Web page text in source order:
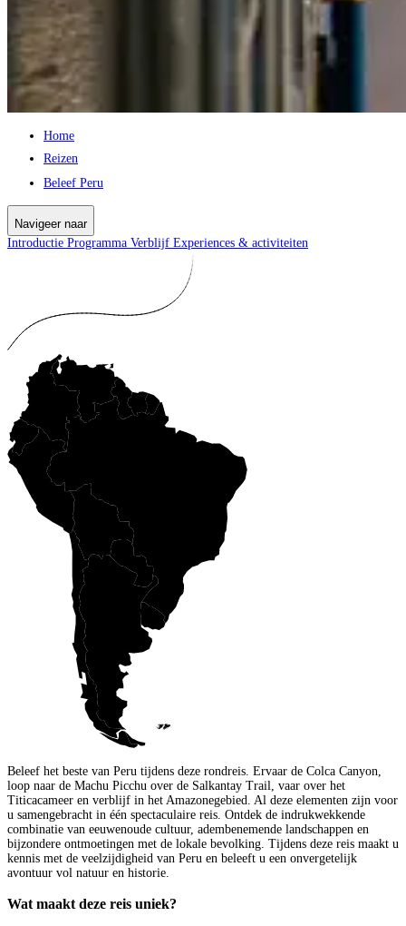
Home
Reizen
Beleef Peru
Navigeer naar
Introductie Programma Verblijf Experiences & activiteiten
Beleef het beste van Peru tijdens deze rondreis. Ervaar de Colca Canyon,
loop naar de Machu Picchu over de Salkantay Trail, vaar over het
Titicacameer en verblijf in het Amazonegebied. Al deze elementen zijn voor
u samengebracht in één spectaculaire reis. Ontdek de indrukwekkende
combinatie van eeuwenoude cultuur, adembenemende landschappen en
bijzondere ontmoetingen met de lokale bevolking. Tijdens deze reis maakt u
kennis met de veelzijdigheid van Peru en beleeft u een onvergetelijk
avontuur vol natuur en historie.
Wat maakt deze reis uniek?